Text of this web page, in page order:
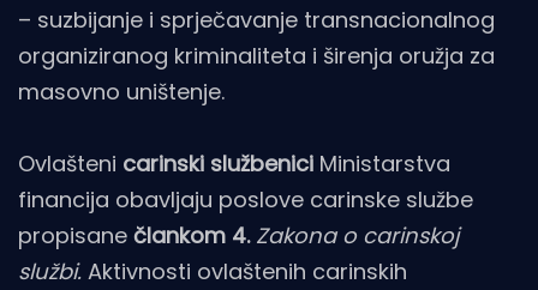
– suzbijanje i sprječavanje transnacionalnog
organiziranog kriminaliteta i širenja oružja za
masovno uništenje.
Ovlašteni carinski službenici Ministarstva
financija obavljaju poslove carinske službe
propisane člankom 4. Zakona o carinskoj
službi. Aktivnosti ovlaštenih carinskih